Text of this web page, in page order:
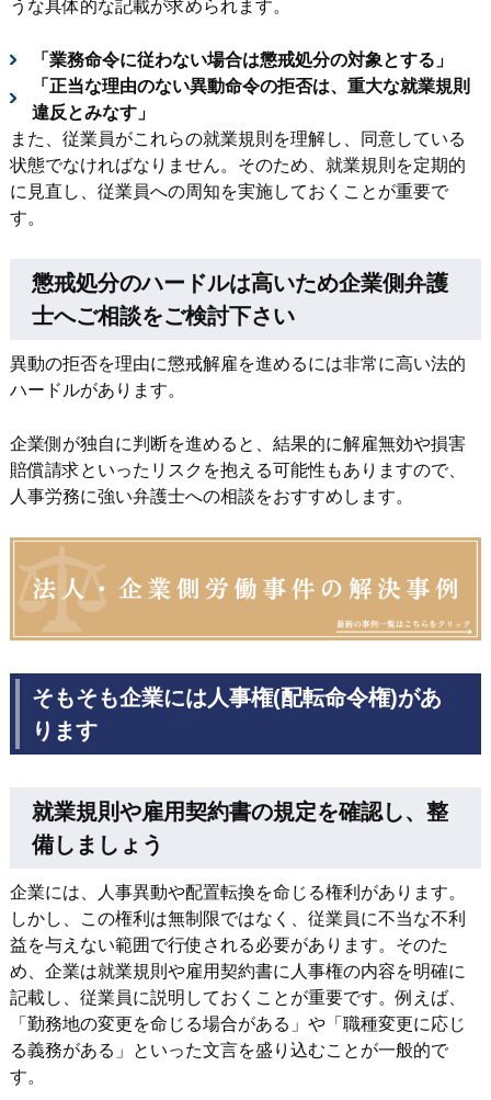
うな具体的な記載が求められます。
「業務命令に従わない場合は懲戒処分の対象とする」
「正当な理由のない異動命令の拒否は、重大な就業規則
違反とみなす」
また、従業員がこれらの就業規則を理解し、同意している
状態でなければなりません。そのため、就業規則を定期的
に見直し、従業員への周知を実施しておくことが重要で
す。
懲戒処分のハードルは高いため企業側弁護
士へご相談をご検討下さい
異動の拒否を理由に懲戒解雇を進めるには非常に高い法的
ハードルがあります。
企業側が独自に判断を進めると、結果的に解雇無効や損害
賠償請求といったリスクを抱える可能性もありますので、
人事労務に強い弁護士への相談をおすすめします。
そもそも企業には人事権(配転命令権)があ
ります
就業規則や雇用契約書の規定を確認し、整
備しましょう
企業には、人事異動や配置転換を命じる権利があります。
しかし、この権利は無制限ではなく、従業員に不当な不利
益を与えない範囲で行使される必要があります。そのた
め、企業は就業規則や雇用契約書に人事権の内容を明確に
記載し、従業員に説明しておくことが重要です。例えば、
「勤務地の変更を命じる場合がある」や「職種変更に応じ
る義務がある」といった文言を盛り込むことが一般的で
す。